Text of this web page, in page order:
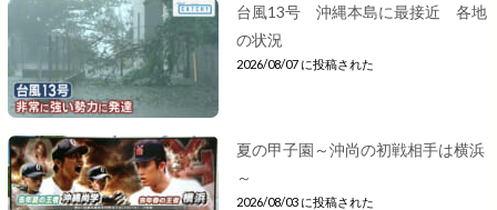
台風13号 沖縄本島に最接近 各地
の状況
2026/08/07 に投稿された
夏の甲子園～沖尚の初戦相手は横浜
～
2026/08/03 に投稿された